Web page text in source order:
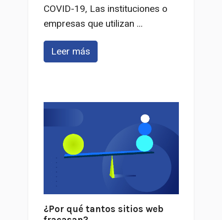
COVID-19, Las instituciones o
empresas que utilizan ...
Leer más
¿Por qué tantos sitios web